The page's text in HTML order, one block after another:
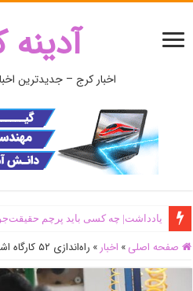
اخبار کرج – جدیدترین
یادداشت| ‌چه کسی باید پرچم
صفحه اصلی » اخبار » راه‌اندازی ۵۲ کارگاه اشتغال در زندان استان البرز